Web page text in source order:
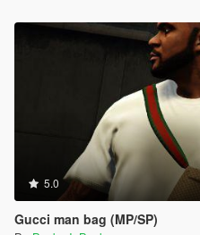
5.0
Gucci man bag (MP/SP)